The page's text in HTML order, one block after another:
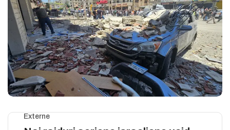
Externe